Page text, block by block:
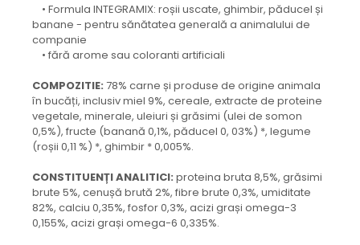
• Formula INTEGRAMIX: roșii uscate, ghimbir, păducel și
banane - pentru sănătatea generală a animalului de
companie
• fără arome sau coloranti artificiali
COMPOZITIE: 78% carne și produse de origine animala
în bucăți, inclusiv miel 9%, cereale, extracte de proteine ​​
vegetale, minerale, uleiuri și grăsimi (ulei de somon
0,5%), fructe (banană 0,1%, păducel 0, 03%) *, legume
(roșii 0,11 %) *, ghimbir * 0,005%.
CONSTITUENȚI ANALITICI: proteina ​​bruta 8,5%, grăsimi
brute 5%, cenușă brută 2%, fibre brute 0,3%, umiditate
82%, calciu 0,35%, fosfor 0,3%, acizi grași omega-3
0,155%, acizi grași omega-6 0,335%.